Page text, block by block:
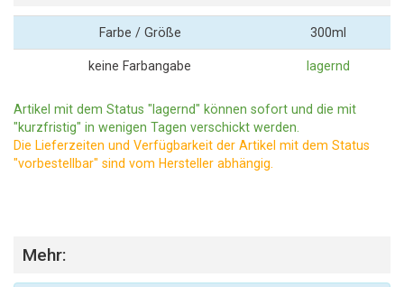
Farbe / Größe 300ml
keine Farbangabe lagernd
Artikel mit dem Status "lagernd" können sofort und die mit
"kurzfristig" in wenigen Tagen verschickt werden.
Die Lieferzeiten und Verfügbarkeit der Artikel mit dem Status
"vorbestellbar" sind vom Hersteller abhängig.
Mehr: